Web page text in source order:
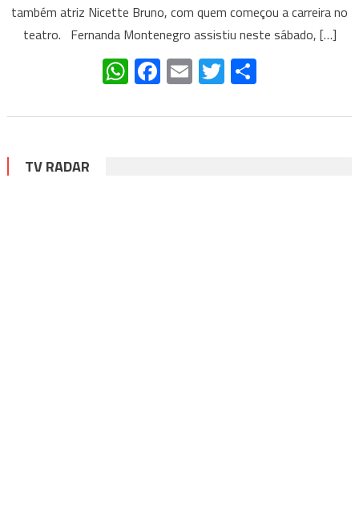
também atriz Nicette Bruno, com quem começou a carreira no
teatro. Fernanda Montenegro assistiu neste sábado, […]
WhatsApp
Facebook
EmailTwitter
TV RADAR